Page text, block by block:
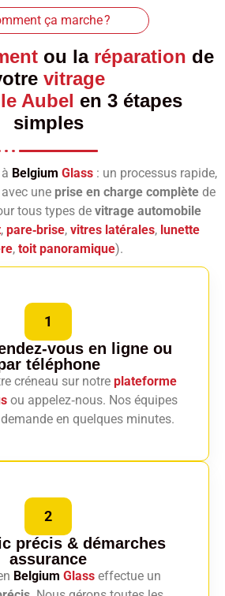
ça marche ?
ou la réparation de
vitrage
Aubel en 3 étapes
simples
Belgium Glass : un processus rapide,
une prise en charge complète de
tous types de vitrage automobile
, pare‑brise, vitres latérales, lunette
, toit panoramique).
1
vous en ligne ou
téléphone
créneau sur notre plateforme
ou appelez‑nous. Nos équipes
en quelques minutes.
2
précis & démarches
assurance
Belgium Glass effectue un